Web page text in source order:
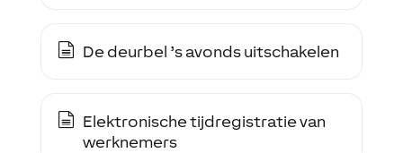
De deurbel ’s avonds uitschakelen
Elektronische tijdregistratie van
werknemers